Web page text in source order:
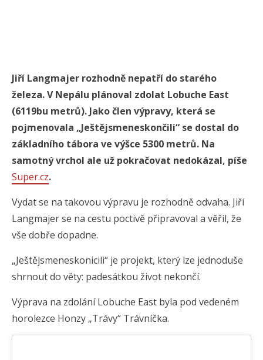
Jiří Langmajer rozhodně nepatří do starého
železa. V Nepálu plánoval zdolat Lobuche East
(6119bu metrů). Jako člen výpravy, která se
pojmenovala „Ještějsmeneskončili“ se dostal do
základního tábora ve výšce 5300 metrů. Na
samotný vrchol ale už pokračovat nedokázal, píše
Super.cz.
Vydat se na takovou výpravu je rozhodně odvaha. Jiří
Langmajer se na cestu poctivě připravoval a věřil, že
vše dobře dopadne.
„Ještějsmeneskonicili“ je projekt, který lze jednoduše
shrnout do věty: padesátkou život nekončí.
Výprava na zdolání Lobuche East byla pod vedeném
horolezce Honzy „Trávy“ Trávníčka.